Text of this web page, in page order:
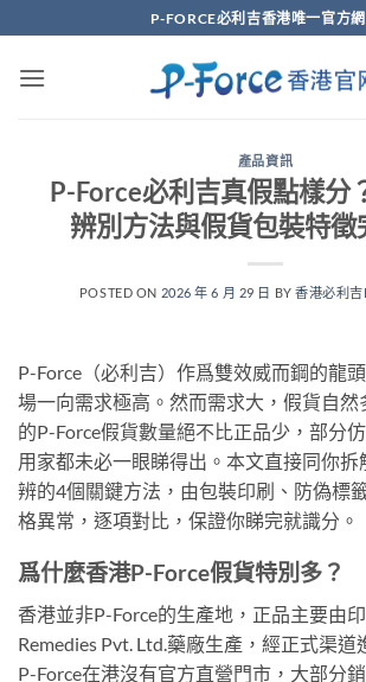
to
content
P-FORCE必利吉香港唯一官方
產品資訊
P-Force必利吉真假點樣分
辨別方法與假貨包裝特徵
POSTED ON 2026 年 6 月 29 日 BY香港必利
P-Force（必利吉）作爲雙效威而鋼的龍
場一向需求極高。然而需求大，假貨自
的P-Force假貨數量絕不比正品少，部分
用家都未必一眼睇得出。本文直接同你拆
辨的4個關鍵方法，由包裝印刷、防偽標
格異常，逐項對比，保證你睇完就識分。
爲什麼香港P-Force假貨特別多？
香港並非P-Force的生產地，正品主要由
Remedies Pvt. Ltd.藥廠生產，經正式渠
P-Force在港沒有官方直營門市，大部分